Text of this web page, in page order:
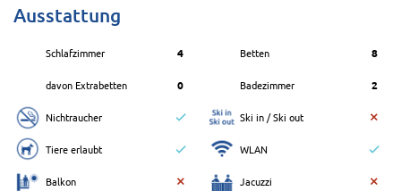
Ausstattung
Schlafzimmer 4 Betten 8
davon Extrabetten 0 Badezimmer 2
Nichtraucher Ski in / Ski out
Tiere erlaubt WLAN
Balkon Jacuzzi